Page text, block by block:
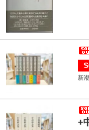
新
+